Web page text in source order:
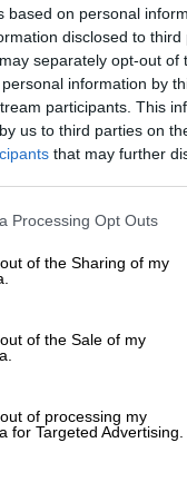
based on personal
disclosed to
separately opt-out of
information by
participants. This
us to third parties on
that may further
website/app uses one
visit or usage behaviour.
to Google and its
specified purposes
Processing Opt Outs
of the Sharing of my
of the Sale of my
of processing my
for Targeted Advertising.
22:28
εκλογές της
δήμαρχος της
ψήφων έναντι
Φρανκ
της